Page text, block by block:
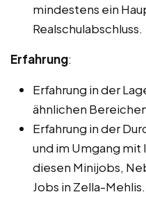
mindestens ein
Realschulabschluss.
Erfahrung:
Erfahrung in der
ähnlichen
Erfahrung in der
und im Umgang
diesen Minijobs,
Jobs in Zella-Mehlis.